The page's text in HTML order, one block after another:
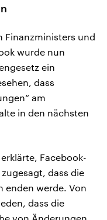
Finanzministers und
wurde nun
ein
dass
am
in den nächsten
Facebook-
dass die
enden werde. Von
dass die